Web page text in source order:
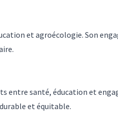
et agroécologie. Son
entre santé, éducation et
et équitable.